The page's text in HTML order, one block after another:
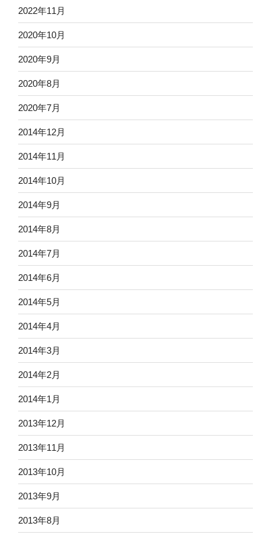
2022年11月
2020年10月
2020年9月
2020年8月
2020年7月
2014年12月
2014年11月
2014年10月
2014年9月
2014年8月
2014年7月
2014年6月
2014年5月
2014年4月
2014年3月
2014年2月
2014年1月
2013年12月
2013年11月
2013年10月
2013年9月
2013年8月